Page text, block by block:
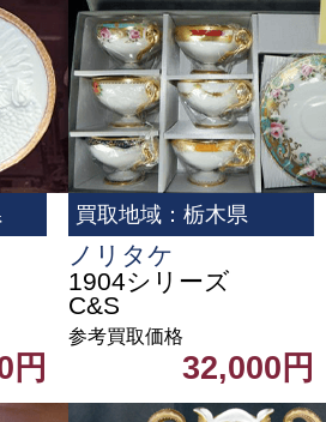
円
買取地域：栃木県
ノリタケ
1904シリーズ
C&S
参考買取価格
32,000円